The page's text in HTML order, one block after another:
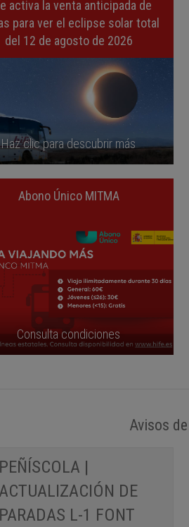
activa la venta anticipada de
para ver el eclipse solar total
del 12 de agosto de 2026
Haz clic para descubrir más
Abono Único MITMA
Consulta condiciones
Avisos
PEÑÍSCOLA |
ACTUALIZACIÓN DE
PARADAS L-1 FONT